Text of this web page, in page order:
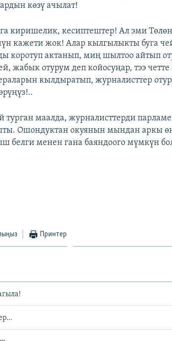
көзү ачылат!
киришелик, кесиптештер! Ал эми
кажети жок! Алар кылгылыкты буга
коротуп актанып, миң шылтоо айтып
жабык отурум деп койосуңар, тээ четте
кылдыратып, журналисттер
маалда, журналисттерди
Ошондуктан окуянын мындан аркы
белги менен гана баяндоого мүмкүн
Принтер